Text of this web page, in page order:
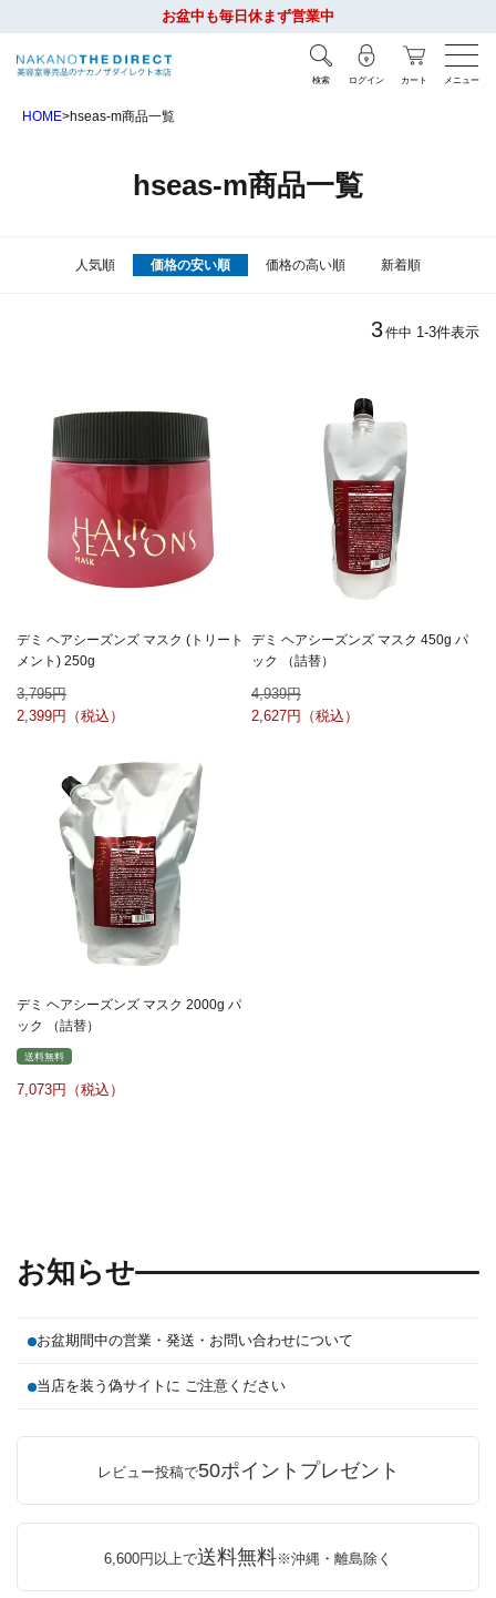
お盆中も毎日休まず営業中
検索 ログイン カート メニュー
HOME hseas-m商品一覧
hseas-m商品一覧
人気順 価格の安い順 価格の高い順 新着順
3件中 1-3件表示
デミ ヘアシーズンズ マスク (トリート
メント) 250g
3,795
2,399
デミ ヘアシーズンズ マスク 450g パ
ック （詰替）
4,939
2,627
デミ ヘアシーズンズ マスク 2000g パ
ック （詰替）
送料無料
7,073
お知らせ
お盆期間中の営業・発送・お問い合わせについて
当店を装う偽サイトに ご注意ください
レビュー投稿で50ポイントプレゼント
6,600円以上で送料無料※沖縄・離島除く